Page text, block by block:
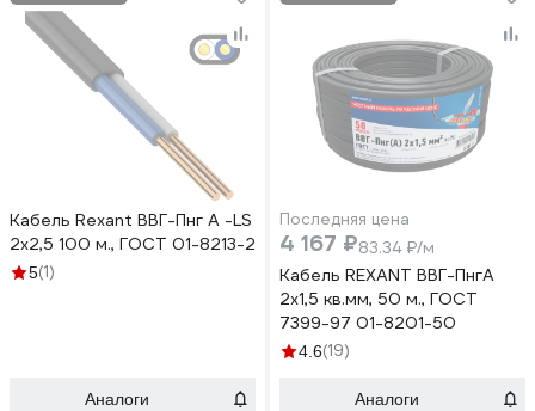
Кабель Rexant ВВГ-Пнг А -LS
2x2,5 100 м., ГОСТ 01-8213-2
5(1)
Аналоги
Последняя цена
4 167 ₽83.34 ₽/м
Кабель REXANT ВВГ-ПнгА
2x1,5 кв.мм, 50 м., ГОСТ
7399-97 01-8201-50
4.6(19)
Аналоги